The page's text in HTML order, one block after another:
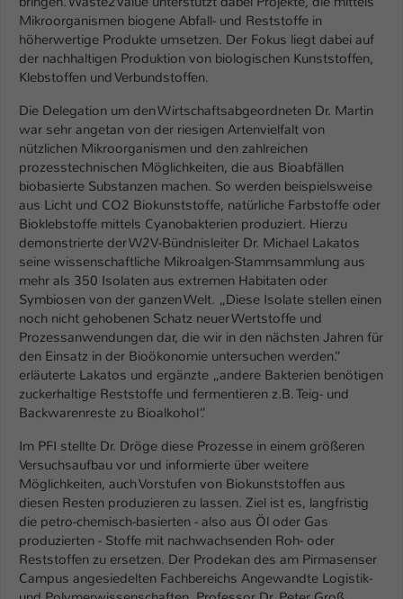
Mikroorganismen biogene Abfall- und Reststoffe in
höherwertige Produkte umsetzen. Der Fokus liegt dabei auf
der nachhaltigen Produktion von biologischen Kunststoffen,
Klebstoffen und Verbundstoffen.
Die Delegation um den Wirtschaftsabgeordneten Dr. Martin
war sehr angetan von der riesigen Artenvielfalt von
nützlichen Mikroorganismen und den zahlreichen
prozesstechnischen Möglichkeiten, die aus Bioabfällen
biobasierte Substanzen machen. So werden beispielsweise
aus Licht und CO2 Biokunststoffe, natürliche Farbstoffe oder
Bioklebstoffe mittels Cyanobakterien produziert. Hierzu
demonstrierte der W2V-Bündnisleiter Dr. Michael Lakatos
seine wissenschaftliche Mikroalgen-Stammsammlung aus
mehr als 350 Isolaten aus extremen Habitaten oder
Symbiosen von der ganzen Welt. „Diese Isolate stellen einen
noch nicht gehobenen Schatz neuer Wertstoffe und
Prozessanwendungen dar, die wir in den nächsten Jahren für
den Einsatz in der Bioökonomie untersuchen werden.“
erläuterte Lakatos und ergänzte „andere Bakterien benötigen
zuckerhaltige Reststoffe und fermentieren z.B. Teig- und
Backwarenreste zu Bioalkohol“.
Im PFI stellte Dr. Dröge diese Prozesse in einem größeren
Versuchsaufbau vor und informierte über weitere
Möglichkeiten, auch Vorstufen von Biokunststoffen aus
diesen Resten produzieren zu lassen. Ziel ist es, langfristig
die petro-chemisch-basierten - also aus Öl oder Gas
produzierten - Stoffe mit nachwachsenden Roh- oder
Reststoffen zu ersetzen. Der Prodekan des am Pirmasenser
Campus angesiedelten Fachbereichs Angewandte Logistik-
Zweck
Einstellungen. Unter anderem eine zufällig
generierte ID, für die historische
Speicherung Ihrer vorgenommen
Einstellungen, falls der Webseiten-
Betreiber dies eingestellt hat.
Name fe_typo_user / PHPSESSID
Anbieter TYPO3
Laufzeit 1 Woche
Zweck
Dieses Cookie ist ein Standard-Session-
Cookie von TYPO3. Es speichert im Fall
eines Intranet-Logins die Session-ID. So
kann der eingeloggte Benutzer
wiedererkannt werden und es wird ihm
Zugang zu geschützten Bereichen
gewährt.
Anbieter TYPO3
Laufzeit 1 Tag
Zweck
Dieser Cookie teilt der Webseite mit, ob
ein Besucher im Typo3-Backend
angemeldet ist und Rechte besitzt diese